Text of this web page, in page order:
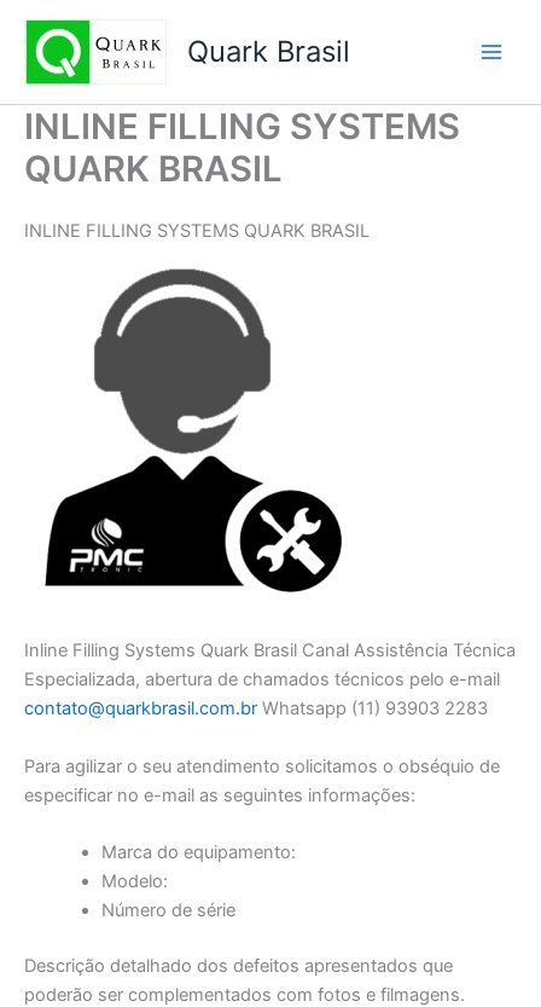
conteúdo
Quark Brasil
INLINE FILLING SYSTEMS
QUARK BRASIL
INLINE FILLING SYSTEMS QUARK BRASIL
Inline Filling Systems Quark Brasil Canal Assistência Técnica
Especializada, abertura de chamados técnicos pelo e-mail
contato@quarkbrasil.com.br Whatsapp (11) 93903 2283
Para agilizar o seu atendimento solicitamos o obséquio de
especificar no e-mail as seguintes informações:
Marca do equipamento:
Modelo:
Número de série
Descrição detalhado dos defeitos apresentados que
poderão ser complementados com fotos e filmagens.